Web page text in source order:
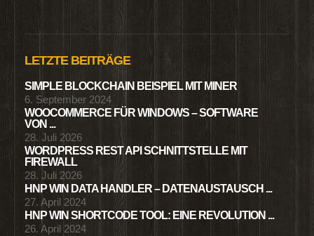
LETZTE BEITRÄGE
SIMPLE BLOCKCHAIN BEISPIEL MIT MINER
6. September 2024
WOOCOMMERCE FÜR WINDOWS – SOFTWARE
VON ...
28. Juli 2026
WORDPRESS REST API SCHNITTSTELLE MIT
FIREWALL
28. Juli 2026
HNP WIN DATA HANDLER – DATENAUSTAUSCH ...
27. April 2024
HNP WIN SHORTCODE TOOL: EINE REVOLUTION ...
26. April 2024